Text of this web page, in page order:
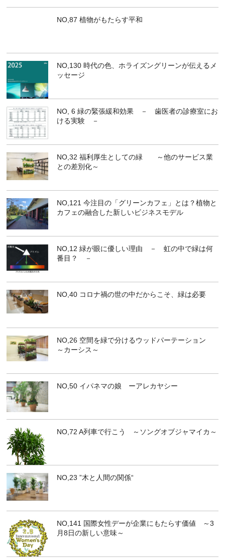
NO,87 植物がもたらす平和
NO,130 時代の色、ホライズングリーンが伝えるメ
ッセージ
NO, 6 緑の緊張緩和効果 － 歯医者の診療室にお
ける実験 －
NO,32 福利厚生としての緑 ～他のサービス業
との差別化～
NO,121 今注目の「グリーンカフェ」とは？植物と
カフェの融合した新しいビジネスモデル
NO,12 緑が眼に優しい理由 － 虹の中で緑は何
番目？ －
NO,40 コロナ禍の世の中だからこそ、緑は必要
NO,26 空間を緑で分けるウッドパーテーション
～カーシス～
NO,50 イパネマの娘 ーアレカヤシー
NO,72 A列車で行こう ～ソングオブジャマイカ～
NO,23 ”木と人間の関係“
NO,141 国際女性デーが企業にもたらす価値 ～3
月8日の新しい意味～